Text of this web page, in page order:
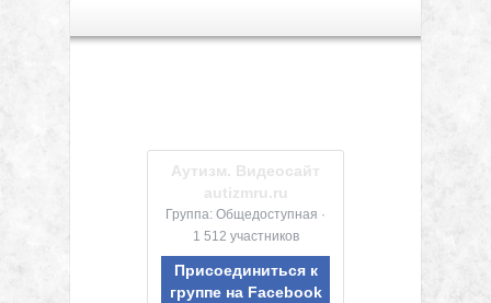
Аутизм. Видеосайт
autizmru.ru
Группа: Общедоступная ·
1 512 участников
Присоединиться к
группе на Facebook